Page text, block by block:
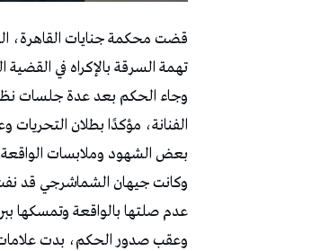
قضت محكمة جنايات القاهرة،
تهمة السرقة بالإكراه في القضية
وجاء الحكم بعد عدة جلسات
الفنانة، مؤكدًا بطلان التحريات
بعض الشهود وملابسات
وكانت جيهان الشماشرجي قد نفت
عدم صلتها بالواقعة وتمسكها
وعقب صدور الحكم، بدت علامات